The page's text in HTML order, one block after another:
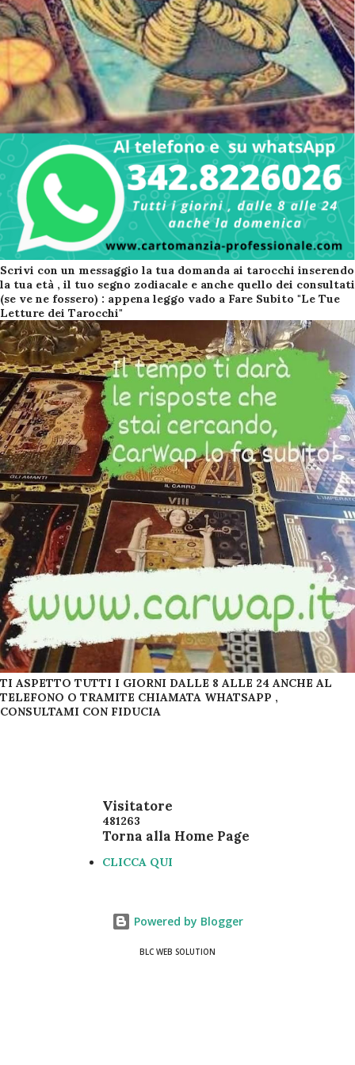
Scrivi con un messaggio la tua domanda ai tarocchi inserendo
la tua età , il tuo segno zodiacale e anche quello dei consultati
(se ve ne fossero) : appena leggo vado a Fare Subito "Le Tue
Letture dei Tarocchi"
TI ASPETTO TUTTI I GIORNI DALLE 8 ALLE 24 ANCHE AL
TELEFONO O TRAMITE CHIAMATA WHATSAPP ,
CONSULTAMI CON FIDUCIA
Visitatore
481263
Torna alla Home Page
CLICCA QUI
Powered by Blogger
BLC WEB SOLUTION